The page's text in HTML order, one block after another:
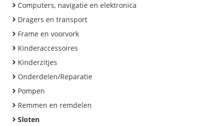
Computers, navigatie en elektronica
Dragers en transport
Frame en voorvork
Kinderaccessoires
Kinderzitjes
Onderdelen/Reparatie
Pompen
Remmen en remdelen
Sloten